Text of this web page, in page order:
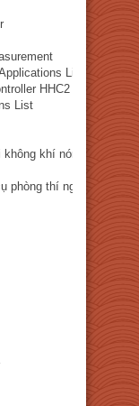
List
HHC2 series
List
khí nóng
phòng thí nghiệm nóng